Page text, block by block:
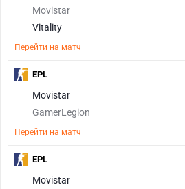
Movistar
Vitality
Перейти на матч
Movistar
GamerLegion
Перейти на матч
EPL
Movistar
EPL